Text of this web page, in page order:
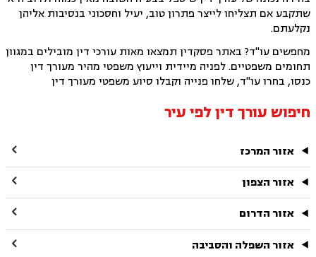
שתקבע אם תצליחו לייצר פתרון טוב, יעיל וחסכוני בנסיבות אליהן
נקלעתם.
מחפשים עו"ד? באתר פסקדין תמצאו מאות עורכי דין מובילים במגוון
תחומים משפטיים. לפניה מיידית וייעוץ משפטי מהיר מעורך דין
כנסו, בחרו עו"ד, שלחו פנייה וקבלו סיוע משפטי מעורך דין
חיפוש עורך דין לפי עיר
אזור המרכז 
אזור הצפון 
אזור הדרום 
אזור השפלה והסביבה 